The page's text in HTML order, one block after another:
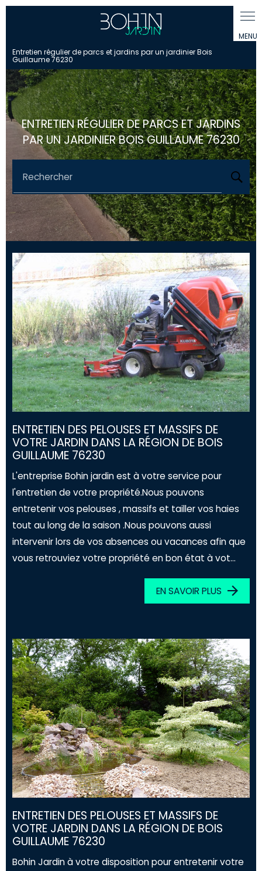
Entretien régulier de parcs et jardins par un jardinier Bois
Guillaume 76230
ENTRETIEN RÉGULIER DE PARCS ET JARDINS
PAR UN JARDINIER BOIS GUILLAUME 76230
Rechercher
ENTRETIEN DES PELOUSES ET MASSIFS DE
VOTRE JARDIN DANS LA RÉGION DE BOIS
GUILLAUME 76230
L'entreprise Bohin jardin est à votre service pour
l'entretien de votre propriété.Nous pouvons
entretenir vos pelouses , massifs et tailler vos haies
tout au long de la saison .Nous pouvons aussi
intervenir lors de vos absences ou vacances afin que
vous retrouviez votre propriété en bon état à vot...
EN SAVOIR PLUS
ENTRETIEN DES PELOUSES ET MASSIFS DE
VOTRE JARDIN DANS LA RÉGION DE BOIS
GUILLAUME 76230
Bohin Jardin à votre disposition pour entretenir votre
Panneau de gestion des cookies